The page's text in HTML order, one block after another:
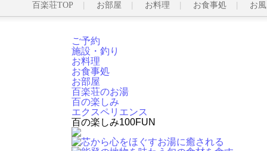
百楽荘TOP お部屋 お料理 お食事処 お
ご予約
施設・釣り
お料理
お食事処
お部屋
百楽荘のお湯
百の楽しみ
エクスペリエンス
百の楽しみ100FUN